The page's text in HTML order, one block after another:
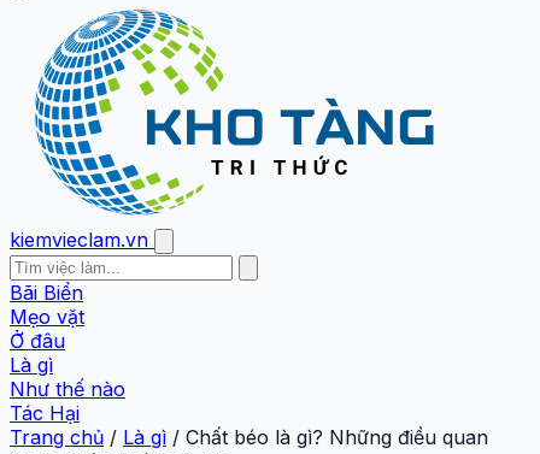
kiemvieclam.vn
Bãi Biển
Mẹo vặt
Ở đâu
Là gì
Như thế nào
Tác Hại
Trang chủ / Là gì / Chất béo là gì? Những điều quan